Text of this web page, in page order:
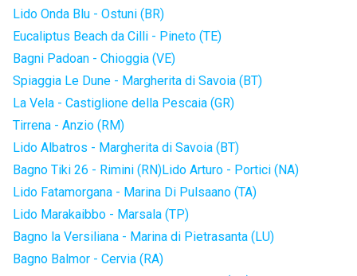
Lido Onda Blu - Ostuni (BR)
Eucaliptus Beach da Cilli - Pineto (TE)
Bagni Padoan - Chioggia (VE)
Spiaggia Le Dune - Margherita di Savoia (BT)
La Vela - Castiglione della Pescaia (GR)
Tirrena - Anzio (RM)
Lido Albatros - Margherita di Savoia (BT)
Bagno Tiki 26 - Rimini (RN)Lido Arturo - Portici (NA)
Lido Fatamorgana - Marina Di Pulsaano (TA)
Lido Marakaibbo - Marsala (TP)
Bagno la Versiliana - Marina di Pietrasanta (LU)
Bagno Balmor - Cervia (RA)